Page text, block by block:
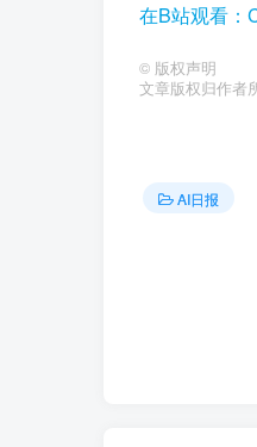
在B站观看：
© 版权声明
文章版权归作者
AI日报